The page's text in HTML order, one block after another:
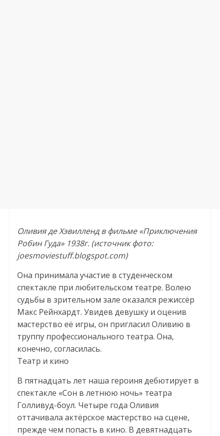
Оливия де Хэвилленд в фильме «Приключения
Робин Гуда» 1938г. (источник фото:
joesmoviestuff.blogspot.com)
Она принимала участие в студенческом
спектакле при любительском театре. Волею
судьбы в зрительном зале оказался режиссёр
Макс Рейнхардт. Увидев девушку и оценив
мастерство её игры, он пригласил Оливию в
труппу профессионального театра. Она,
конечно, согласилась.
Театр и кино
В пятнадцать лет наша героиня дебютирует в
спектакле «Сон в летнюю ночь» театра
Голливуд-боул. Четыре года Оливия
оттачивала актёрское мастерство на сцене,
прежде чем попасть в кино. В девятнадцать